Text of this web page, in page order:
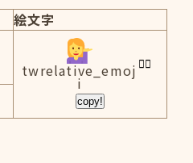
絵文字
twrelative_emoj
i
copy!